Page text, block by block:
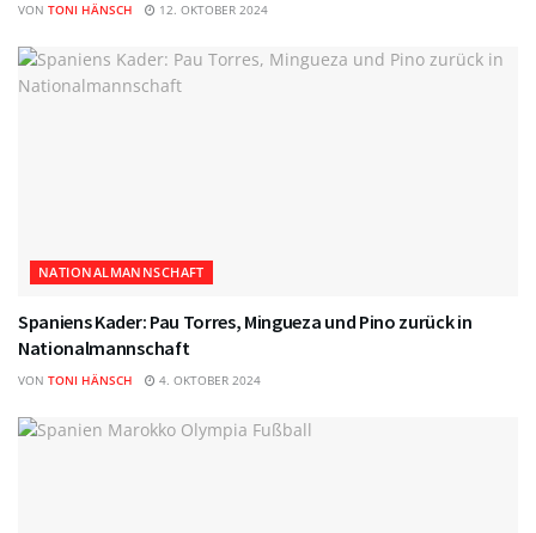
VON TONI HÄNSCH 12. OKTOBER 2024
NATIONALMANNSCHAFT
Spaniens Kader: Pau Torres, Mingueza und Pino zurück in
Nationalmannschaft
VON TONI HÄNSCH 4. OKTOBER 2024